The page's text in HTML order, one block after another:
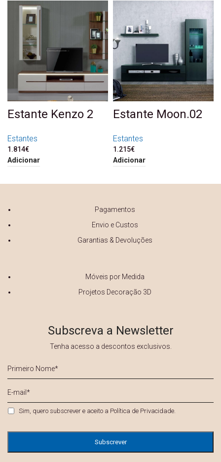
Estante Kenzo 2
Estantes
1.814€
Adicionar
Estante Moon.02
Estantes
1.215€
Adicionar
Pagamentos
Envio e Custos
Garantias & Devoluções
Móveis por Medida
Projetos Decoração 3D
Subscreva a Newsletter
Tenha acesso a descontos exclusivos.
Nome
*
mail
Privacidade *
Sim, quero subscrever e aceito a Política de Privacidade.